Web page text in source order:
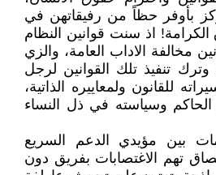
بأوفر حظاً من رفيقاتهن في
اذ سنت قوانين النظام
مخالفة الاداب العامة، والزي
وترك تنفيذ تلك القوانين لرجل
للقانون ولمعاييره الذاتية،
وسياسته في ذل النساء
بين مؤيدي الدعم السريع
تهم الاغتصابات بفريق دون